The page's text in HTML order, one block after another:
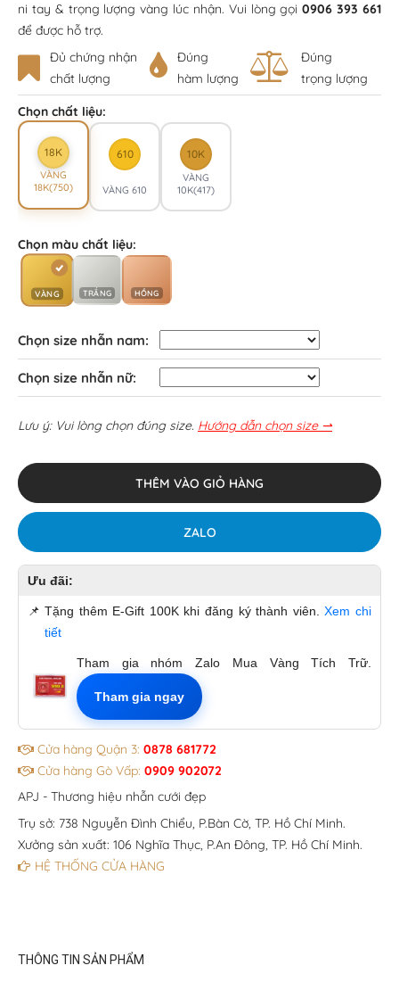
ni tay & trọng lượng vàng lúc nhận. Vui lòng gọi0906 393 661
để được hỗ trợ.
Đủ chứng nhận
chất lượng
Đúng
hàm lượng
Đúng
trọng lượng
Chọn chất liệu:
18K
VÀNG
18K(750)
610
VÀNG 610
10K
VÀNG
10K(417)
Chọn màu chất liệu:
VÀNG TRẮNG HỒNG
Chọn size nhẫn nam:
Chọn size nhẫn nữ:
Lưu ý: Vui lòng chọn đúng size. Hướng dẫn chọn size ⇀
THÊM VÀO GIỎ HÀNG
ZALO
Ưu đãi:
📌 Tặng thêm E-Gift 100K khi đăng ký thành viên.Xem chi
tiết
Tham gia nhóm Zalo Mua Vàng Tích Trữ.
Tham gia ngay
Cửa hàng Quận 3: 0878 681772
Cửa hàng Gò Vấp: 0909 902072
APJ - Thương hiệu nhẫn cưới đẹp
Trụ sở: 738 Nguyễn Đình Chiểu, P.Bàn Cờ, TP. Hồ Chí Minh.
Xưởng sản xuất: 106 Nghĩa Thục, P.An Đông, TP. Hồ Chí Minh.
HỆ THỐNG CỬA HÀNG
THÔNG TIN SẢN PHẨM